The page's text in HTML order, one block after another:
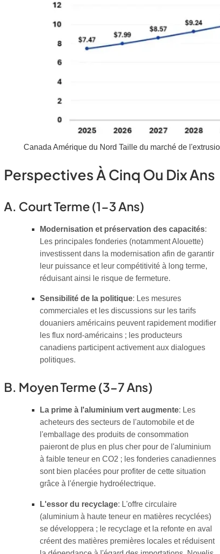
Canada Amérique du Nord Taille du marché de
Perspectives À Cinq Ou Dix Ans
A. Court Terme (1-3 Ans)
Modernisation et préservation des capacités:
Les principales fonderies (notamment Alouette)
investissent dans la modernisation afin de garantir
leur puissance et leur compétitivité à long terme,
réduisant ainsi le risque de fermeture.
Sensibilité de la politique: Les mesures
commerciales et les discussions sur les tarifs
douaniers américains peuvent rapidement modifier
les flux nord-américains ; les producteurs
canadiens participent activement aux dialogues
politiques.
B. Moyen Terme (3-7 Ans)
La prime à l'aluminium vert augmente: Les
acheteurs des secteurs de l'automobile et de
l'emballage des produits de consommation
paieront de plus en plus cher pour de l'aluminium
à faible teneur en CO2 ; les fonderies canadiennes
sont bien placées pour profiter de cette situation
grâce à l'énergie hydroélectrique.
L'essor du recyclage: L'offre circulaire
(aluminium à haute teneur en matières recyclées)
se développera ; le recyclage et la refonte en aval
créent des matières premières locales et réduisent